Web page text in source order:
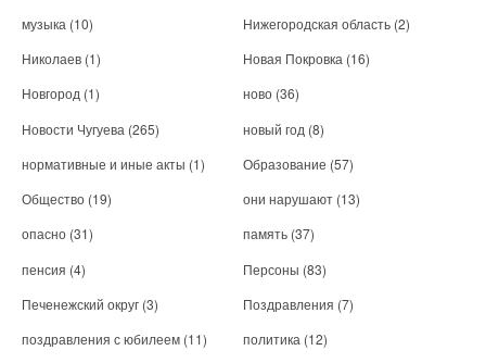
музыка (10) Нижегородская область (2)
Николаев (1) Новая Покровка (16)
Новгород (1) ново (36)
Новости Чугуева (265) новый год (8)
нормативные и иные акты (1) Образование (57)
Общество (19) они нарушают (13)
опасно (31) память (37)
пенсия (4) Персоны (83)
Печенежский округ (3) Поздравления (7)
поздравления с юбилеем (11) политика (12)